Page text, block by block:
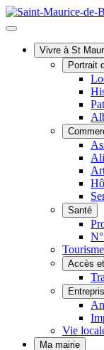
Vivre à St
Portrait
Santé
Tourisme
Accès
Vie
Ma mairie